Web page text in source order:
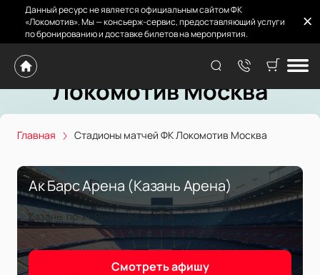
Данный ресурс не является официальным сайтом ФК
«Локомотив». Мы — консьерж-сервис, предоставляющий услуги
по бронированию и доставке билетов на мероприятия.
Стадионы матчей ФК
Локомотив Москва
Главная Стадионы матчей ФК Локомотив Москва
Ак Барс Арена (Казань Арена)
Казань, пр-кт Ямашева, д. 115А
Смотреть афишу